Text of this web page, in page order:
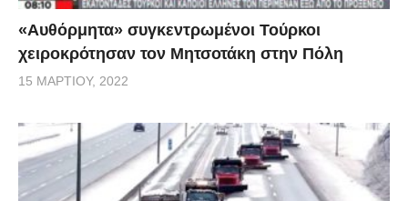
«Αυθόρμητα» συγκεντρωμένοι Τούρκοι
χειροκρότησαν τον Μητσοτάκη στην Πόλη
15 ΜΑΡΤΊΟΥ, 2022